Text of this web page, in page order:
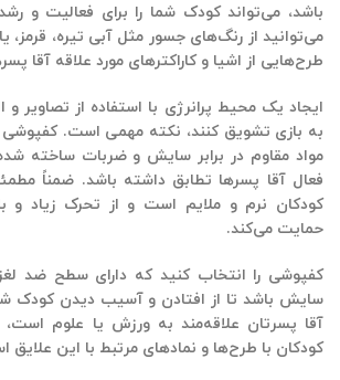
باشد، می‌تواند کودک شما را برای فعالیت و
می‌توانید از رنگ‌های جسور مثل آبی تیره، قرمز،
طرح‌هایی از اشیا و کاراکترهای مورد علاقه آقا
ایجاد یک محیط پرانرژی با استفاده از تصاویر و
به بازی تشویق کنند، نکته مهمی است. کفپوشی
مواد مقاوم در برابر سایش و ضربات ساخته
فعال آقا پسرها تطابق داشته باشد. ضمناً
کودکان نرم و ملایم است و از تحرک زیاد و
حمایت می‌کند.
کفپوشی را انتخاب کنید که دارای سطح ضد
سایش باشد تا از افتادن و آسیب دیدن کودک
آقا پسرتان علاقه‌مند به ورزش یا علوم
کودکان با طرح‌ها و نمادهای مرتبط با این علایق